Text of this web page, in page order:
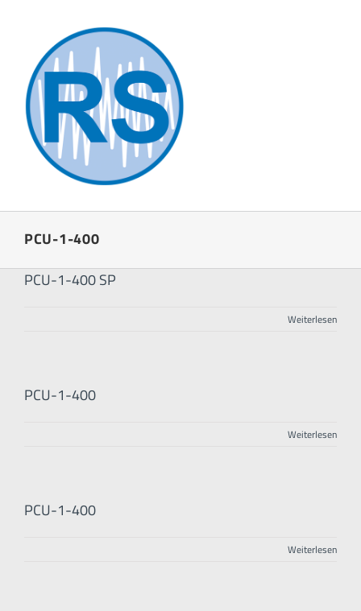
springen
PCU-1-400
PCU-1-400 SP
Weiterlesen
PCU-1-400
Weiterlesen
PCU-1-400
Weiterlesen